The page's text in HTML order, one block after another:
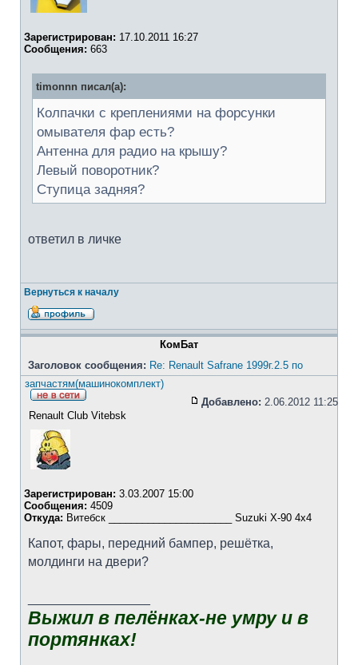
Зарегистрирован: 17.10.2011 16:27
Сообщения: 663
timonnn писал(а):
Колпачки с креплениями на форсунки
омывателя фар есть?
Антенна для радио на крышу?
Левый поворотник?
Ступица задняя?
ответил в личке
Вернуться к началу
КомБат
Заголовок сообщения: Re: Renault Safrane 1999г.2.5 по
запчастям(машинокомплект)
Добавлено: 2.06.2012 11:25
Renault Club Vitebsk
Зарегистрирован: 3.03.2007 15:00
Сообщения: 4509
Откуда: Витебск ______________________ Suzuki X-90 4x4
Капот, фары, передний бампер, решётка,
молдинги на двери?
Выжил в пелёнках-не умру и в
портянках!